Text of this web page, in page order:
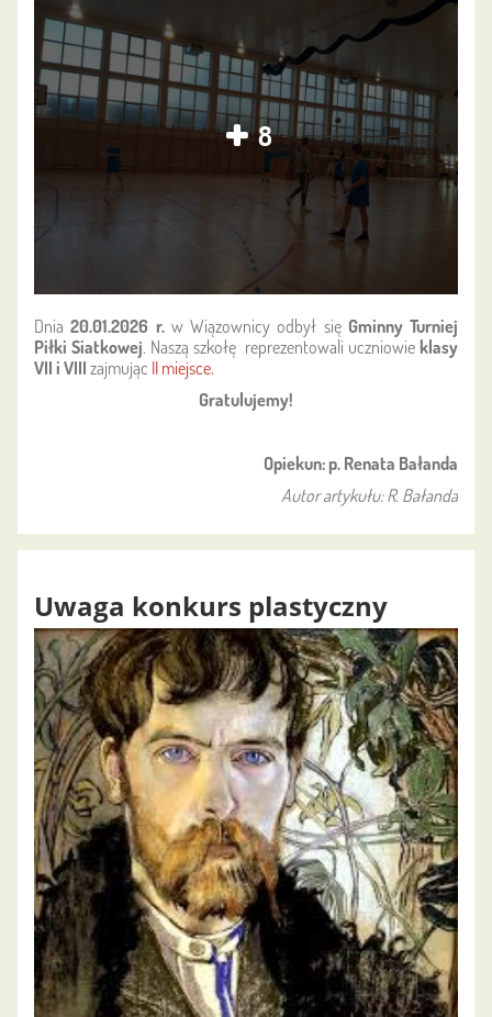
8
Dnia20.01.2026 r.w Wiązownicy odbył się Gminny Turniej
Piłki Siatkowej. Naszą szkołę reprezentowali uczniowie klasy
VII i VIII zajmując II miejsce.
Gratulujemy!
Opiekun: p. Renata Bałanda
Autor artykułu: R. Bałanda
Uwaga konkurs plastyczny